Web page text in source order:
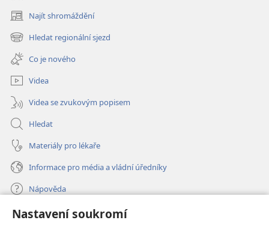
Nastavení soukromí
Najít shromáždění
(otevřeno
nové
okno)
Hledat regionální sjezd
(otevřeno
nové
okno)
Co je nového
Videa
Videa se zvukovým popisem
Hledat
Materiály pro lékaře
Informace pro média a vládní úředníky
Nápověda
Dary